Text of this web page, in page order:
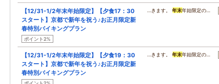
【12/31-1/2年末年始限定】【夕食17：30
スタート】京都で新年を祝う♪お正月限定新
春特別バイキングプラン
ポイント2%
…きます。年末年始限定の…
【12/31-1/2年末年始限定】【夕食19：30
スタート】京都で新年を祝う♪お正月限定新
春特別バイキングプラン
…きます。年末年始限定の…